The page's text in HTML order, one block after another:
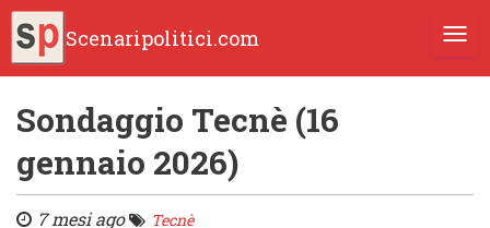
Scenaripolitici.com
Sondaggio Tecnè (16
gennaio 2026)
7 mesi ago Tecnè